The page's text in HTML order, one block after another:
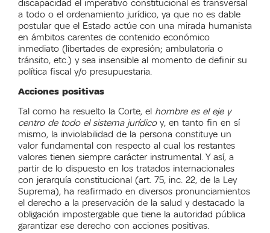
discapacidad el imperativo constitucional es transversal
a todo o el ordenamiento jurídico, ya que no es dable
postular que el Estado actúe con una mirada humanista
en ámbitos carentes de contenido económico
inmediato (libertades de expresión; ambulatoria o
tránsito, etc.) y sea insensible al momento de definir su
política fiscal y/o presupuestaria.
Acciones positivas
Tal como ha resuelto la Corte, el hombre es el eje y
centro de todo el sistema jurídico y, en tanto fin en sí
mismo, la inviolabilidad de la persona constituye un
valor fundamental con respecto al cual los restantes
valores tienen siempre carácter instrumental. Y así, a
partir de lo dispuesto en los tratados internacionales
con jerarquía constitucional (art. 75, inc. 22, de la Ley
Suprema), ha reafirmado en diversos pronunciamientos
el derecho a la preservación de la salud y destacado la
obligación impostergable que tiene la autoridad pública
garantizar ese derecho con acciones positivas.